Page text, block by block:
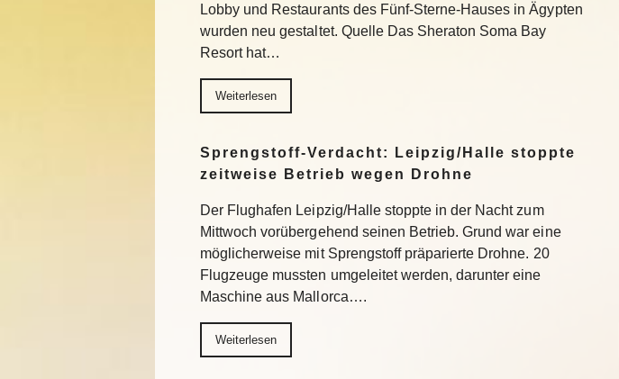
Lobby und Restaurants des Fünf-Sterne-Hauses in Ägypten
wurden neu gestaltet. Quelle Das Sheraton Soma Bay
Resort hat…
Weiterlesen
Sprengstoff-Verdacht: Leipzig/Halle stoppte
zeitweise Betrieb wegen Drohne
Der Flughafen Leipzig/Halle stoppte in der Nacht zum
Mittwoch vorübergehend seinen Betrieb. Grund war eine
möglicherweise mit Sprengstoff präparierte Drohne. 20
Flugzeuge mussten umgeleitet werden, darunter eine
Maschine aus Mallorca….
Weiterlesen